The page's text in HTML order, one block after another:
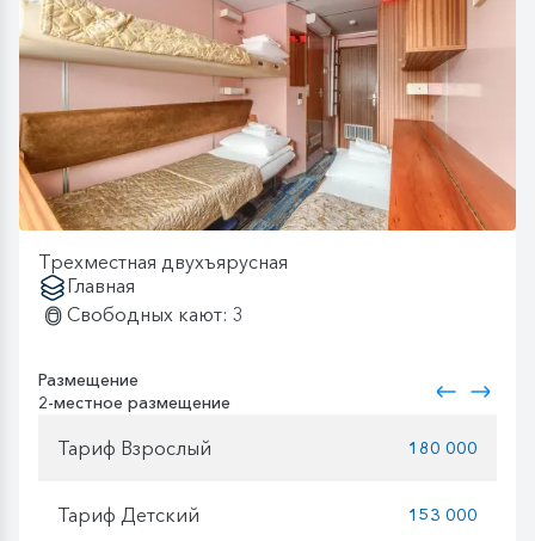
Трехместная двухъярусная
Главная
Свободных кают: 3
Размещение
2-местное размещение
Тариф Взрослый 180 000
Тариф Детский 153 000